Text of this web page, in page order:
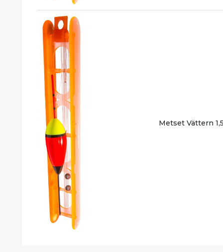
Metset Vättern